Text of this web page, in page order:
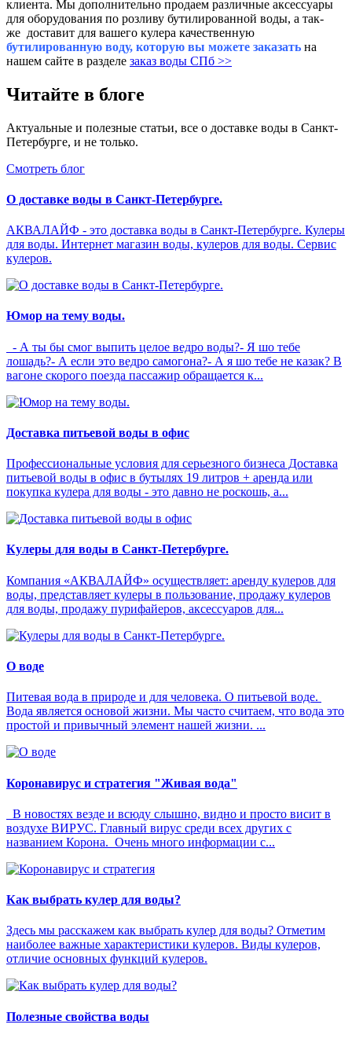
клиента. Мы дополнительно продаем различные аксессуары
для оборудования по розливу бутилированной воды, а так-
же доставит для вашего кулера качественную
бутилированную воду, которую вы можете заказать на
нашем сайте в разделе заказ воды СПб >>
Читайте в блоге
Актуальные и полезные статьи, все о доставке воды в Санкт-
Петербурге, и не только.
Смотреть блог
О доставке воды в Санкт-Петербурге.
АКВАЛАЙФ - это доставка воды в Санкт-Петербурге. Кулеры
для воды. Интернет магазин воды, кулеров для воды. Сервис
кулеров.
Юмор на тему воды.
- А ты бы смог выпить целое ведро воды?- Я шо тебе
лошадь?- А если это ведро самогона?- А я шо тебе не казак? В
вагоне скорого поезда пассажир обращается к...
Доставка питьевой воды в офис
Профессиональные условия для серьезного бизнеса Доставка
питьевой воды в офис в бутылях 19 литров + аренда или
покупка кулера для воды - это давно не роскошь, а...
Кулеры для воды в Санкт-Петербурге.
Компания «АКВАЛАЙФ» осуществляет: аренду кулеров для
воды, представляет кулеры в пользование, продажу кулеров
для воды, продажу пурифайеров, аксессуаров для...
О воде
Питевая вода в природе и для человека. О питьевой воде.
Вода является основой жизни. Мы часто считаем, что вода это
простой и привычный элемент нашей жизни. ...
Коронавирус и стратегия "Живая вода"
В новостях везде и всюду слышно, видно и просто висит в
воздухе ВИРУС. Главный вирус среди всех других с
названием Корона. Очень много информации с...
Как выбрать кулер для воды?
Здесь мы расскажем как выбрать кулер для воды? Отметим
наиболее важные характеристики кулеров. Виды кулеров,
отличие основных функций кулеров.
Полезные свойства воды